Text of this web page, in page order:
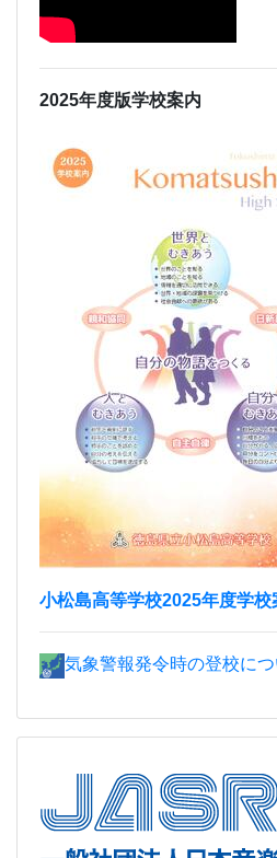
2025年度版学校案内
小松島高等学校2025年度学
気象警報発令時の登校につ